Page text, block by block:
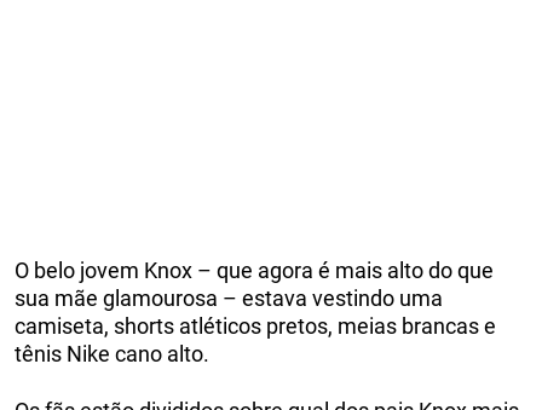
O belo jovem Knox – que agora é mais alto do que
sua mãe glamourosa – estava vestindo uma
camiseta, shorts atléticos pretos, meias brancas e
tênis Nike cano alto.